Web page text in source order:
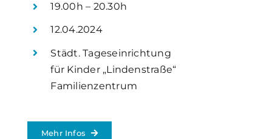
19.00h – 20.30h
12.04.2024
Städt. Tageseinrichtung
für Kinder „Lindenstraße“
Familienzentrum
Mehr Infos